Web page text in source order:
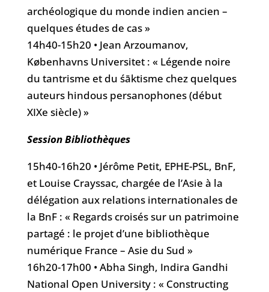
archéologique du monde indien ancien –
quelques études de cas »
14h40-15h20 • Jean Arzoumanov,
Københavns Universitet : « Légende noire
du tantrisme et du śāktisme chez quelques
auteurs hindous persanophones (début
XIXe siècle) »
Session Bibliothèques
15h40-16h20 • Jérôme Petit, EPHE-PSL, BnF,
et Louise Crayssac, chargée de l’Asie à la
délégation aux relations internationales de
la BnF : « Regards croisés sur un patrimoine
partagé : le projet d’une bibliothèque
numérique France – Asie du Sud »
16h20-17h00 • Abha Singh, Indira Gandhi
National Open University : « Constructing